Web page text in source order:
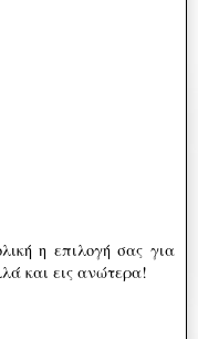
η επιλογή σας για
και εις ανώτερα!